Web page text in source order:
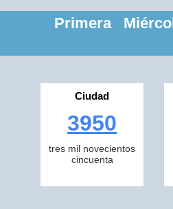
Primera
Ciudad
3950
tres mil novecientos
cincuenta